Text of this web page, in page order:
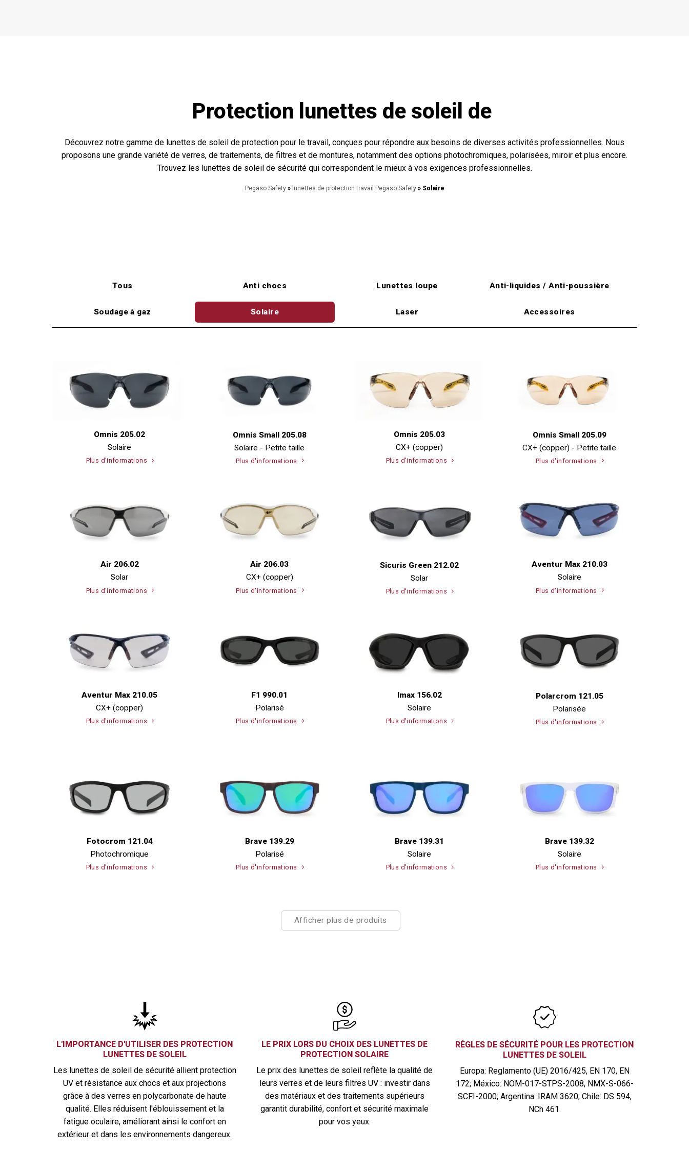
Protection lunettes de soleil de
Découvrez notre gamme de lunettes de soleil de protection pour le travail, conçues pour répondre aux besoins de diverses activités professionnelles. Nous
proposons une grande variété de verres, de traitements, de filtres et de montures, notamment des options photochromiques, polarisées, miroir et plus encore.
Trouvez les lunettes de soleil de sécurité qui correspondent le mieux à vos exigences professionnelles.
Pegaso Safety» lunettes de protection travail Pegaso Safety» Solaire
Tous Anti chocs Lunettes loupe Anti-liquides / Anti-poussière
Soudage à gaz Solaire Laser Accessoires
Omnis 205.02
Solaire
Plus d'informations
Omnis Small 205.08
Solaire - Petite taille
Plus d'informations
Omnis 205.03
CX+ (copper)
Plus d'informations
Omnis Small 205.09
CX+ (copper) - Petite taille
Plus d'informations
Air 206.02
Solar
Plus d'informations
Air 206.03
CX+ (copper)
Plus d'informations
Sicuris Green 212.02
Solar
Plus d'informations
Aventur Max 210.03
Solaire
Plus d'informations
Aventur Max 210.05
CX+ (copper)
Plus d'informations
F1 990.01
Polarisé
Plus d'informations
Imax 156.02
Solaire
Plus d'informations
Polarcrom 121.05
Polarisée
Plus d'informations
Fotocrom 121.04
Photochromique
Plus d'informations
Brave 139.29
Polarisé
Plus d'informations
Brave 139.31
Solaire
Plus d'informations
Brave 139.32
Solaire
Plus d'informations
Afficher plus de produits
L'IMPORTANCE D'UTILISER DES PROTECTION
LUNETTES DE SOLEIL
Les lunettes de soleil de sécurité allient protection
UV et résistance aux chocs et aux projections
grâce à des verres en polycarbonate de haute
qualité. Elles réduisent l'éblouissement et la
fatigue oculaire, améliorant ainsi le confort en
extérieur et dans les environnements dangereux.
LE PRIX LORS DU CHOIX DES LUNETTES DE
PROTECTION SOLAIRE
Le prix des lunettes de soleil reflète la qualité de
leurs verres et de leurs filtres UV : investir dans
des matériaux et des traitements supérieurs
garantit durabilité, confort et sécurité maximale
pour vos yeux.
RÈGLES DE SÉCURITÉ POUR LES PROTECTION
LUNETTES DE SOLEIL
Europa: Reglamento (UE) 2016/425, EN 170, EN
172; México: NOM-017-STPS-2008, NMX-S-066-
SCFI-2000; Argentina: IRAM 3620; Chile: DS 594,
NCh 461.